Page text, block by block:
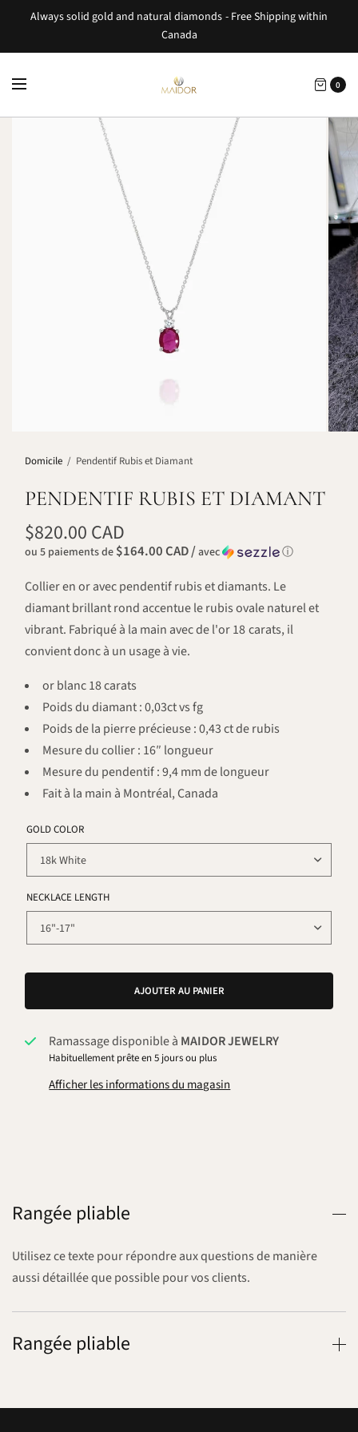
Always solid gold and natural diamonds - Free Shipping within
Canada
0
Domicile / Pendentif Rubis et Diamant
PENDENTIF RUBIS ET DIAMANT
$820.00 CAD
ou 5 paiements de $164.00 CAD /avec ⓘ
Collier en or avec pendentif rubis et diamants. Le
diamant brillant rond accentue le rubis ovale naturel et
vibrant. Fabriqué à la main avec de l'or 18 carats, il
convient donc à un usage à vie.
or blanc 18 carats
Poids du diamant : 0,03ct vs fg
Poids de la pierre précieuse : 0,43 ct de rubis
Mesure du collier : 16″ longueur
Mesure du pendentif : 9,4 mm de longueur
Fait à la main à Montréal, Canada
GOLD COLOR
NECKLACE LENGTH
AJOUTER AU PANIER
Ramassage disponible à MAIDOR JEWELRY
Habituellement prête en 5 jours ou plus
Afficher les informations du magasin
Rangée pliable
Utilisez ce texte pour répondre aux questions de manière
aussi détaillée que possible pour vos clients.
Rangée pliable